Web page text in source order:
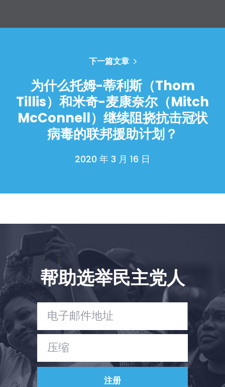
下一篇文章
为什么托姆-蒂利斯（Thom
Tillis）和米奇-麦康奈尔（Mitch
McConnell）继续阻挠抗击冠状
病毒的联邦援助计划？
2020 年 3 月 16 日
帮助选举民主党人